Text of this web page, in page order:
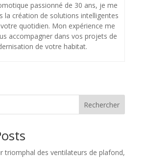
passionné de 30 ans, je me
la création de solutions intelligentes
quotidien. Mon expérience me
accompagner dans vos projets de
de votre habitat.
Rechercher
triomphal des ventilateurs de plafond,